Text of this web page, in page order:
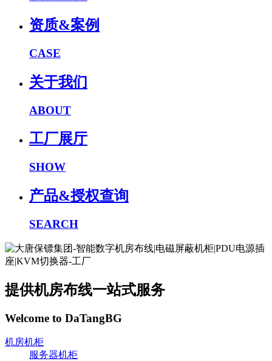
资质&案例
CASE
关于我们
ABOUT
工厂展厅
SHOW
产品&授权查询
SEARCH
提供机房布线一站式服务
Welcome to DaTangBG
机房机柜
服务器机柜